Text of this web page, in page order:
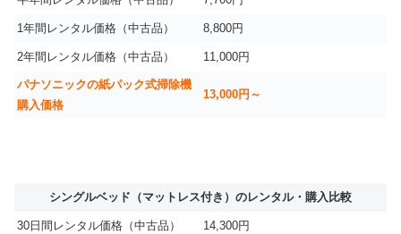
1年間レンタル価格（中古品） 8,800円
2年間レンタル価格（中古品） 11,000円
パナソニックの紙パック式掃除機
購入価格
13,000円～
シングルベッド（マットレス付き）のレンタル・購入比較
30日間レンタル価格（中古品） 14,300円